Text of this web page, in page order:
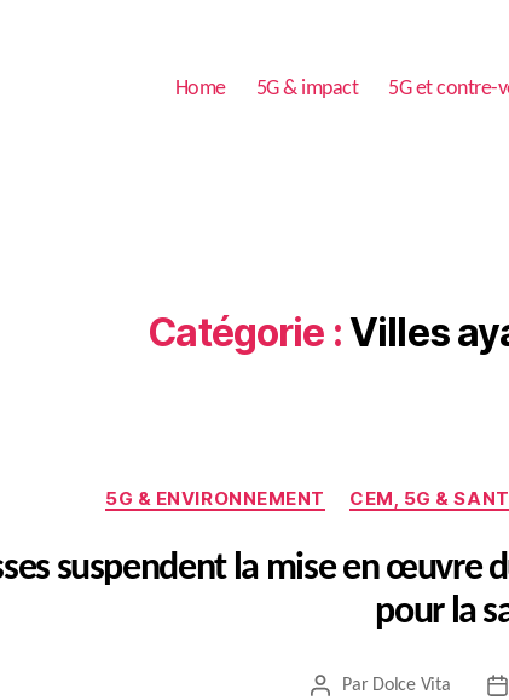
Home 5G & impact 5G et contre-
Catégorie : Villes
5G & ENVIRONNEMENT CEM, 5G &
suspendent la mise en œuvre
pour la
Auteur
Par Dolce Vita